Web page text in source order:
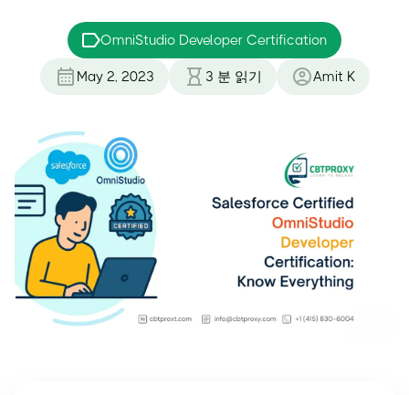
OmniStudio Developer Certification
May 2, 2023 3 분 읽기 Amit K